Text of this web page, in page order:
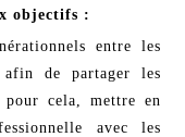
objectifs :
entre les
de partager les
pour cela, mettre en
avec les